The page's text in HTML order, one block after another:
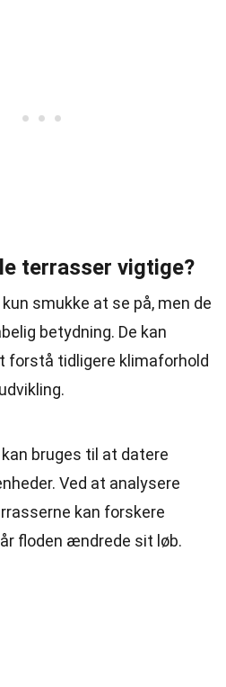
terrasser vigtige?
smukke at se på, men de
betydning. De kan
forstå tidligere klimaforhold
bruges til at datere
Ved at analysere
kan forskere
floden ændrede sit løb.